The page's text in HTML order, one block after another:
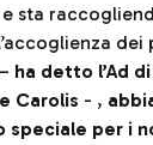
sta
dei
– ha detto l’Ad
Carolis - ,
speciale per i